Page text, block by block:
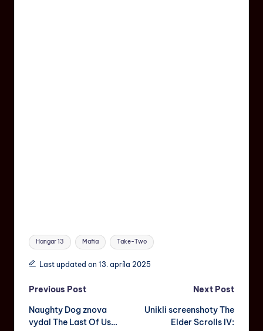
Hangar 13 Mafia Take-Two
Last updated on 13. apríla 2025
Previous Post
Naughty Dog znova
vydal The Last Of Us…
Next Post
Unikli screenshoty The
Elder Scrolls IV: